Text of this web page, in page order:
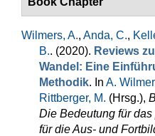
Wilmers, A., Anda, C.,
B.. (2020). Reviews
Wandel: Eine
Methodik. In A.
Rittberger, M. (Hrsg.),
Die Bedeutung für
für die Aus- und